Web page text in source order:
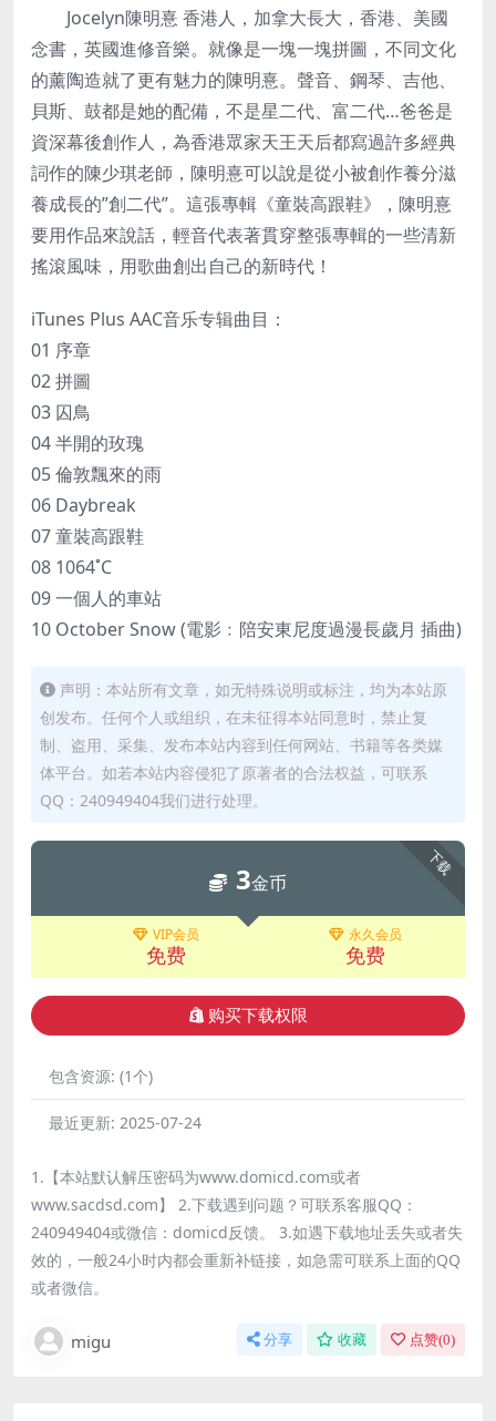
Jocelyn陳明憙 香港人，加拿大長大，香港、美國
念書，英國進修音樂。就像是一塊一塊拼圖，不同文化
的薰陶造就了更有魅力的陳明憙。聲音、鋼琴、吉他、
貝斯、鼓都是她的配備，不是星二代、富二代…爸爸是
資深幕後創作人，為香港眾家天王天后都寫過許多經典
詞作的陳少琪老師，陳明憙可以說是從小被創作養分滋
養成長的”創二代”。這張專輯《童裝高跟鞋》，陳明憙
要用作品來說話，輕音代表著貫穿整張專輯的一些清新
搖滾風味，用歌曲創出自己的新時代！
iTunes Plus AAC音乐专辑曲目：
01 序章
02 拼圖
03 囚鳥
04 半開的玫瑰
05 倫敦飄來的雨
06 Daybreak
07 童裝高跟鞋
08 1064˚C
09 一個人的車站
10 October Snow (電影﹕陪安東尼度過漫長歲月 插曲)
声明：本站所有文章，如无特殊说明或标注，均为本站原
创发布。任何个人或组织，在未征得本站同意时，禁止复
制、盗用、采集、发布本站内容到任何网站、书籍等各类媒
体平台。如若本站内容侵犯了原著者的合法权益，可联系
QQ：240949404我们进行处理。
下载
3金币
VIP会员
免费
永久会员
免费
购买下载权限
包含资源: (1个)
最近更新: 2025-07-24
1.【本站默认解压密码为www.domicd.com或者
www.sacdsd.com】 2.下载遇到问题？可联系客服QQ：
240949404或微信：domicd反馈。 3.如遇下载地址丢失或者失
效的，一般24小时内都会重新补链接，如急需可联系上面的QQ
或者微信。
migu 分享 收藏 点赞(0)